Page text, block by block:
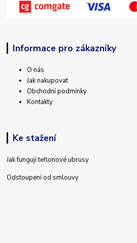
Informace pro zákazníky
O nás
Jak nakupovat
Obchodní podmínky
Kontakty
Ke stažení
Jak fungují teflonové ubrusy
Odstoupení od smlouvy